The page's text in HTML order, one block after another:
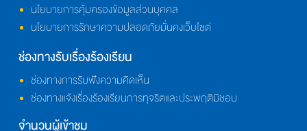
นโยบายการคุ้มครองข้อมูลส่วนบุคคล
นโยบายการรักษาความปลอดภัยมั่นคงเว็บไซต์
ช่องทางรับเรื่องร้องเรียน
ช่องทางการรับฟังความคิดเห็น
ช่องทางแจ้งเรื่องร้องเรียนการทุจริตและประพฤติมิชอบ
จำนวนผู้เข้าชม